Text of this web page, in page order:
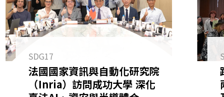
SDG17
法國國家資訊與自動化研究院
（Inria）訪問成功大學 深化